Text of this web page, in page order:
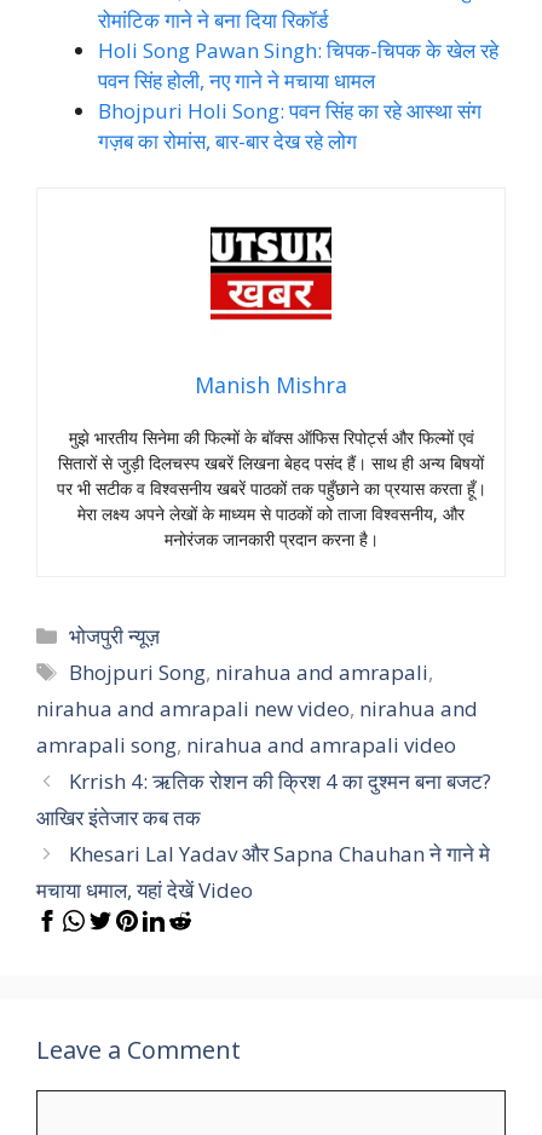
रोमांटिक गाने ने बना दिया रिकॉर्ड
Holi Song Pawan Singh: चिपक-चिपक के खेल रहे
पवन सिंह होली, नए गाने ने मचाया धामल
Bhojpuri Holi Song: पवन सिंह का रहे आस्था संग
गज़ब का रोमांस, बार-बार देख रहे लोग
Manish Mishra
मुझे भारतीय सिनेमा की फिल्मों के बॉक्स ऑफिस रिपोर्ट्स और फिल्मों एवं
सितारों से जुड़ी दिलचस्प खबरें लिखना बेहद पसंद हैं। साथ ही अन्य बिषयों
पर भी सटीक व विश्वसनीय खबरें पाठकों तक पहुँछाने का प्रयास करता हूँ।
मेरा लक्ष्य अपने लेखों के माध्यम से पाठकों को ताजा विश्वसनीय, और
मनोरंजक जानकारी प्रदान करना है।
Categories
भोजपुरी न्यूज़
Tags
Bhojpuri Song, nirahua and amrapali,
nirahua and amrapali new video, nirahua and
amrapali song, nirahua and amrapali video
Krrish 4: ऋतिक रोशन की क्रिश 4 का दुश्मन बना बजट?
आखिर इंतेजार कब तक
Khesari Lal Yadav और Sapna Chauhan ने गाने मे
मचाया धमाल, यहां देखें Video
Leave a Comment